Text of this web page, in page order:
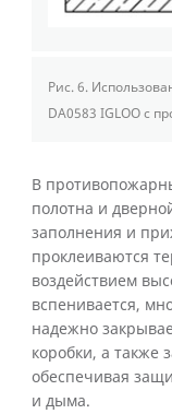
Рис. 6.
DA0583 IGLOO с
В
полотна и
заполнения и
проклеиваются
воздействием
вспенивается,
надежно
коробки, а также
обеспечивая
и дыма.